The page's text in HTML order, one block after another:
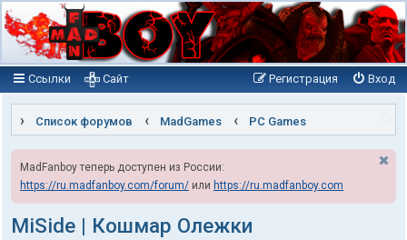
Ссылки Вход
Регистрация
Сайт
Список форумов MadGames PC Games
MadFanboy теперь доступен из России:
https://ru.madfanboy.com/forum/ или https://ru.madfanboy.com
MiSide | Кошмар Олежки